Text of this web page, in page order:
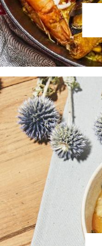
Troisième
image
(Image
vertical)